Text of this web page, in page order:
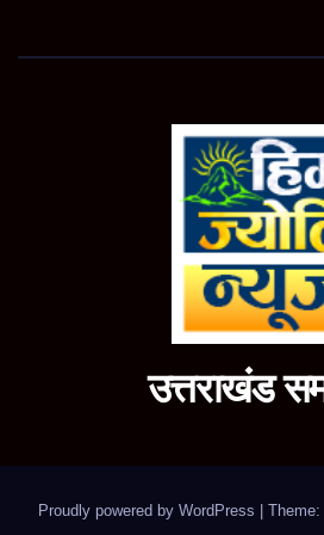
उत्तराखंड
Proudly powered by WordPress